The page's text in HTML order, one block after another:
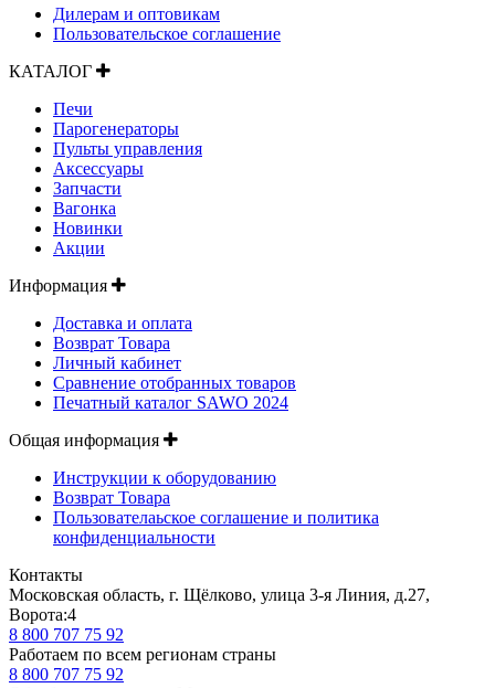
Дилерам и оптовикам
Пользовательское соглашение
КАТАЛОГ
Печи
Парогенераторы
Пульты управления
Аксессуары
Запчасти
Вагонка
Новинки
Акции
Информация
Доставка и оплата
Возврат Товара
Личный кабинет
Сравнение отобранных товаров
Печатный каталог SAWO 2024
Общая информация
Инструкции к оборудованию
Возврат Товара
Пользователаьское соглашение и политика
конфиденциальности
Контакты
Московская область, г. Щёлково, улица 3-я Линия, д.27,
Ворота:4
8 800 707 75 92
Работаем по всем регионам страны
8 800 707 75 92